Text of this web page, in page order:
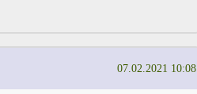
07.02.2021 10:08